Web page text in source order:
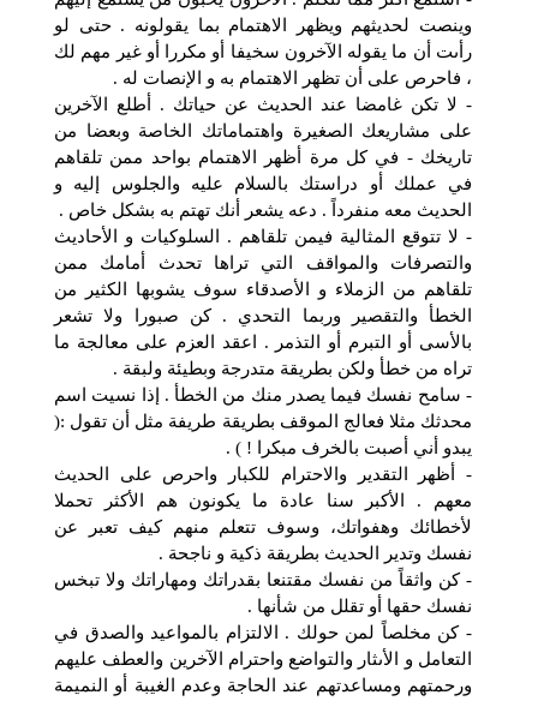
وينصت لحديثهم ويظهر الاهتمام بما يقولونه . حتى لو
رأىت أن ما يقوله الآخرون سخيفا أو مكررا أو غير مهم لك
، فاحرص على أن تظهر الاهتمام به و الإنصات له .
- لا تكن غامضا عند الحديث عن حياتك . أطلع الآخرين
على مشاريعك الصغيرة واهتماماتك الخاصة وبعضا من
تاريخك - في كل مرة أظهر الاهتمام بواحد ممن تلقاهم
في عملك أو دراستك بالسلام عليه والجلوس إليه و
الحديث معه منفرداً . دعه يشعر أنك تهتم به بشكل خاص .
- لا تتوقع المثالية فيمن تلقاهم . السلوكيات و الأحاديث
والتصرفات والمواقف التي تراها تحدث أمامك ممن
تلقاهم من الزملاء و الأصدقاء سوف يشوبها الكثير من
الخطأ والتقصير وربما التحدي . كن صبورا ولا تشعر
بالأسى أو التبرم أو التذمر . اعقد العزم على معالجة ما
تراه من خطأ ولكن بطريقة متدرجة وبطيئة ولبقة .
- سامح نفسك فيما يصدر منك من الخطأ . إذا نسيت اسم
محدثك مثلا فعالج الموقف بطريقة طريفة مثل أن تقول :(
يبدو أني أصبت بالخرف مبكرا ! ) .
- أظهر التقدير والاحترام للكبار واحرص على الحديث
معهم . الأكبر سنا عادة ما يكونون هم الأكثر تحملا
لأخطائك وهفواتك، وسوف تتعلم منهم كيف تعبر عن
نفسك وتدير الحديث بطريقة ذكية و ناجحة .
- كن واثقاً من نفسك مقتنعا بقدراتك ومهاراتك ولا تبخس
نفسك حقها أو تقلل من شأنها .
- كن مخلصاً لمن حولك . الالتزام بالمواعيد والصدق في
التعامل و الأىثار والتواضع واحترام الآخرين والعطف عليهم
ورحمتهم ومساعدتهم عند الحاجة وعدم الغيبة أو النميمة